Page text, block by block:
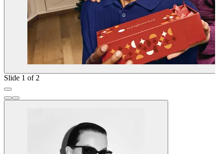
Slide 1 of 2